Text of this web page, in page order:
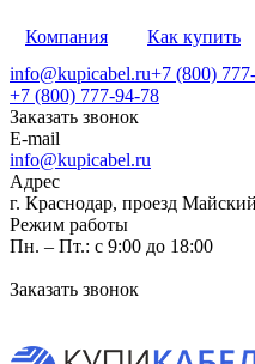
Компания Как купить
info@kupicabel.ru+7 (800)
+7 (800) 777-94-78
Заказать звонок
E-mail
info@kupicabel.ru
Адрес
г. Краснодар, проезд
Режим работы
Пн. – Пт.: с 9:00 до 18:00
Заказать звонок